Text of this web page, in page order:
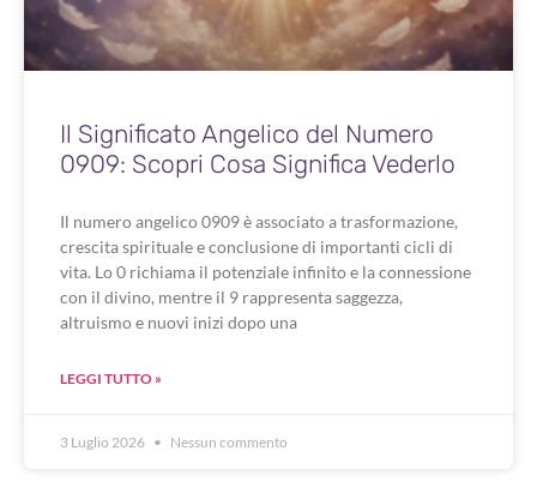
Il Significato Angelico del Numero
0909: Scopri Cosa Significa Vederlo
Il numero angelico 0909 è associato a trasformazione,
crescita spirituale e conclusione di importanti cicli di
vita. Lo 0 richiama il potenziale infinito e la connessione
con il divino, mentre il 9 rappresenta saggezza,
altruismo e nuovi inizi dopo una
LEGGI TUTTO »
3 Luglio 2026 Nessun commento